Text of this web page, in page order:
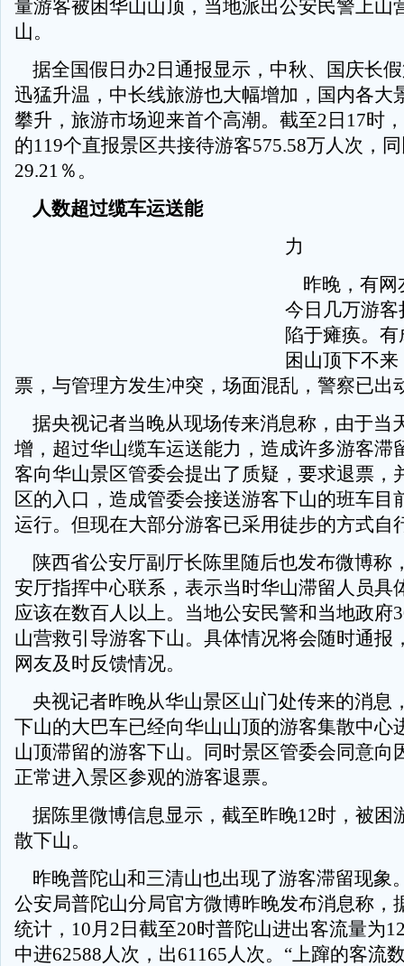
量游客被困华山山顶，当地派出公安民警上山
山。
据全国假日办2日通报显示，中秋、国庆长
迅猛升温，中长线旅游也大幅增加，国内各大
攀升，旅游市场迎来首个高潮。截至2日17时
的119个直报景区共接待游客575.58万人次，
29.21％。
人数超过缆车运送能
力
昨晚，有网
今日几万游
陷于瘫痪。
困山顶下不
票，与管理方发生冲突，场面混乱，警察已出
据央视记者当晚从现场传来消息称，由于当
增，超过华山缆车运送能力，造成许多游客滞
客向华山景区管委会提出了质疑，要求退票，
区的入口，造成管委会接送游客下山的班车目
运行。但现在大部分游客已采用徒步的方式自
陕西省公安厅副厅长陈里随后也发布微博称
安厅指挥中心联系，表示当时华山滞留人员具
应该在数百人以上。当地公安民警和当地政府
山营救引导游客下山。具体情况将会随时通报
网友及时反馈情况。
央视记者昨晚从华山景区山门处传来的消息
下山的大巴车已经向华山山顶的游客集散中心
山顶滞留的游客下山。同时景区管委会同意向
正常进入景区参观的游客退票。
据陈里微博信息显示，截至昨晚12时，被困
散下山。
昨晚普陀山和三清山也出现了游客滞留现象
公安局普陀山分局官方微博昨晚发布消息称，
统计，10月2日截至20时普陀山进出客流量为
中进62588人次，出61165人次。“上蹿的客流